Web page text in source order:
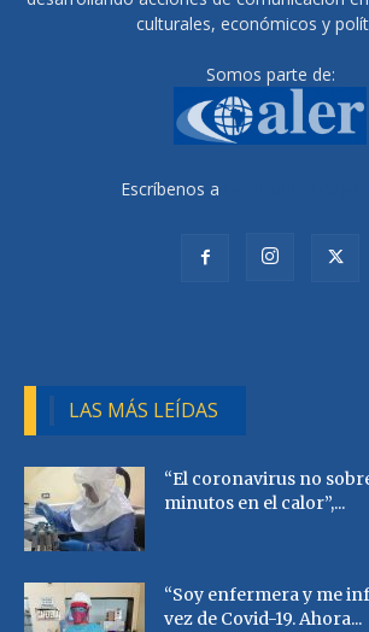
culturales, económicos y
Somos parte de:
Escríbenos a
LAS MÁS LEÍDAS
“El coronavirus no
minutos en el calor”,...
“Soy enfermera y me
vez de Covid-19. Ahora...